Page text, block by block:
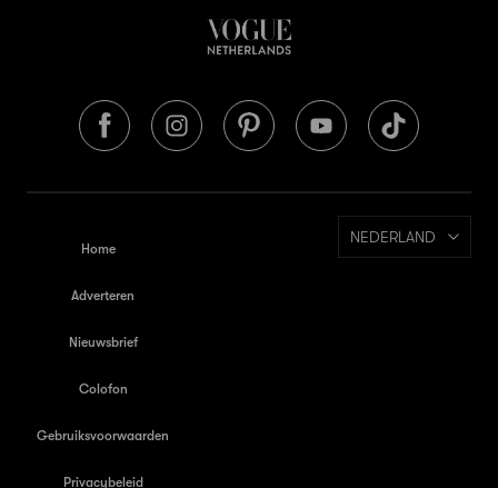
Home
Adverteren
Nieuwsbrief
Colofon
Gebruiksvoorwaarden
Privacybeleid
NEDERLAND